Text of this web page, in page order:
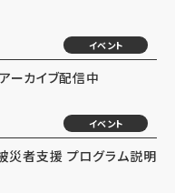
イベント
ーカイブ配信中
イベント
災者支援 プログラム説明